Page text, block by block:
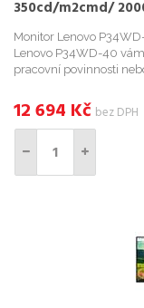
350cd/m2cmd/
VESA/ černý
Monitor Lenovo
Lenovo P34WD-40
pracovní povinnosti
12 694 Kč bez DPH